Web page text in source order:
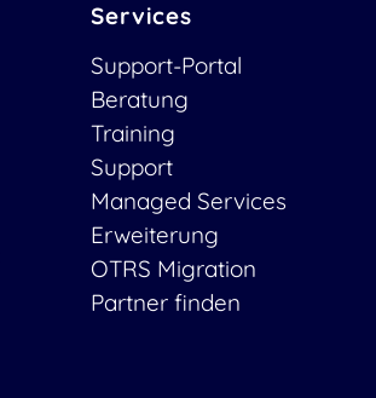
Services
Support-Portal
Beratung
Training
Support
Managed Services
Erweiterung
OTRS Migration
Partner finden